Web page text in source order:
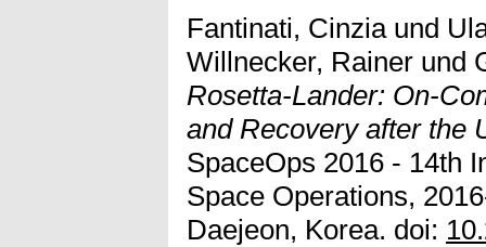
Fantinati, Cinziaund
Willnecker, Rainer und
Rosetta-Lander: On-
and Recovery after the
SpaceOps 2016 - 14th
Space Operations,
Daejeon, Korea. doi: